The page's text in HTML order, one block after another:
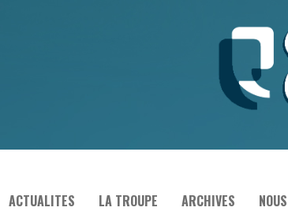
ACTUALITES LA TROUPE ARCHIVES